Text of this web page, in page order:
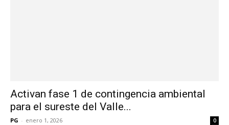
Activan fase 1 de contingencia ambiental
para el sureste del Valle...
PG - enero 1, 2026 0